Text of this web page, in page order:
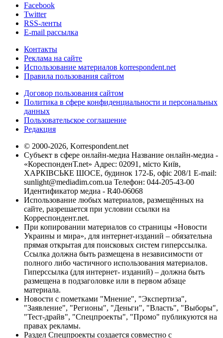
Facebook
Twitter
RSS-ленты
E-mail рассылка
Контакты
Реклама на сайте
Использование материалов korrespondent.net
Правила пользования сайтом
Договор пользования сайтом
Политика в сфере конфиденциальности и персональных
данных
Пользовательское соглашение
Редакция
© 2000-2026, Korrespondent.net
Субъект в сфере онлайн-медиа Название онлайн-медиа -
«КореспонденТ.net» Адрес: 02091, місто Київ,
ХАРКІВСЬКЕ ШОСЕ, будинок 172-Б, офіс 208/1 E-mail:
sunlight@mediadim.com.ua Телефон: 044-205-43-00
Идентификатор медиа - R40-06068
Использование любых материалов, размещённых на
сайте, разрешается при условии ссылки на
Корреспондент.net.
При копировании материалов со страницы «Новости
Украины и мира», для интернет-изданий – обязательна
прямая открытая для поисковых систем гиперссылка.
Ссылка должна быть размещена в независимости от
полного либо частичного использования материалов.
Гиперссылка (для интернет- изданий) – должна быть
размещена в подзаголовке или в первом абзаце
материала.
Новости с пометками "Мнение", "Экспертиза",
"Заявление", "Регионы", "Деньги", "Власть", "Выборы",
"Тест-драйв", "Спецпроекты", "Промо" публикуются на
правах рекламы.
Раздел Спецпроекты создается совместно с